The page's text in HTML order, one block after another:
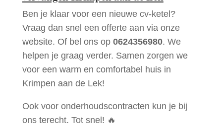
Ben je klaar voor een nieuwe cv-ketel?
Vraag dan snel een offerte aan via onze
website. Of bel ons op 0624356980. We
helpen je graag verder. Samen zorgen we
voor een warm en comfortabel huis in
Krimpen aan de Lek!
Ook voor onderhoudscontracten kun je bij
ons terecht. Tot snel! 🔥